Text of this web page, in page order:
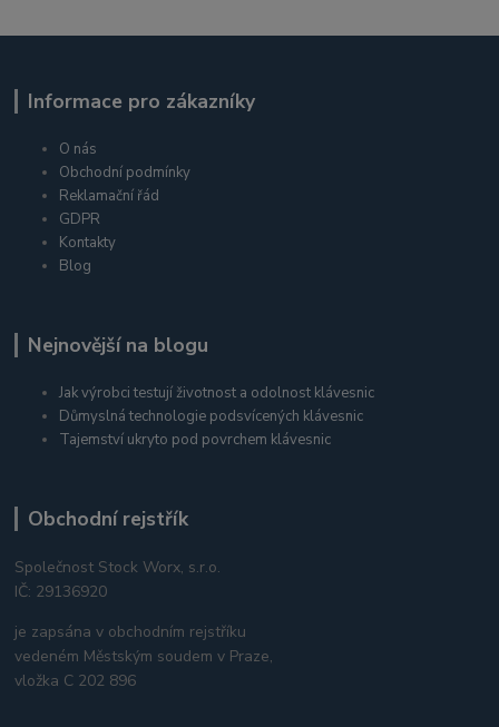
Informace pro zákazníky
O nás
Obchodní podmínky
Reklamační řád
GDPR
Kontakty
Blog
Nejnovější na blogu
Jak výrobci testují životnost a odolnost klávesnic
Důmyslná technologie podsvícených klávesnic
Tajemství ukryto pod povrchem klávesnic
Obchodní rejstřík
Společnost Stock Worx, s.r.o.
IČ: 29136920
je zapsána v obchodním rejstříku
vedeném Městským soudem v Praze,
vložka C 202 896